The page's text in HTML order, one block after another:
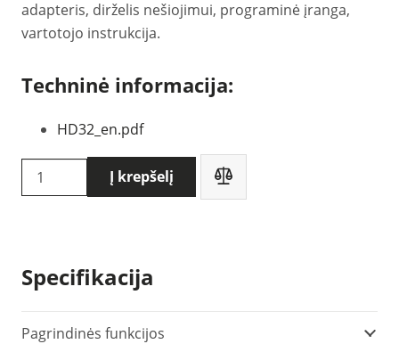
adapteris, dirželis nešiojimui, programinė įranga,
vartotojo instrukcija.
Techninė informacija:
HD32_en.pdf
produkto
kiekis:
duomenų
kaupiklis
Į krepšelį
Specifikacija
Pagrindinės funkcijos